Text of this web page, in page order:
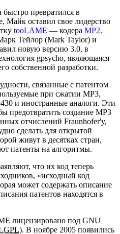
превратился в
Майк оставил свое лидерство
tooLAME — кодера MP2.
Тейлор (Mark Taylor) и
новую версию 3.0, в
gpsycho, являющаяся
собственной разработки.
связанные с патентом
при сжатии MP3,
и иностранные аналоги. Эти
предотвратить создание MP3
отчислений Fraunhofer'у,
сделать для открытой
живут в десятках стран,
патенты на алгоритмы.
что их код теперь
«исходный код
может содержать описание
патентов находятся в
лицензировано под GNU
). В ноябре 2005 появились